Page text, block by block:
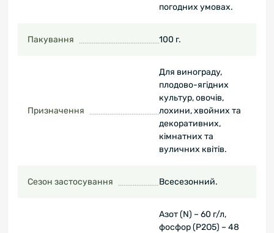
погодних умовах.
Пакування 100 г.
Призначення
Для винограду,
плодово-ягідних
культур, овочів,
лохини, хвойних та
декоративних,
кімнатних та
вуличних квітів.
Сезон застосування Всесезонний.
Азот (N) – 60 г/л,
фосфор (P2O5) – 48